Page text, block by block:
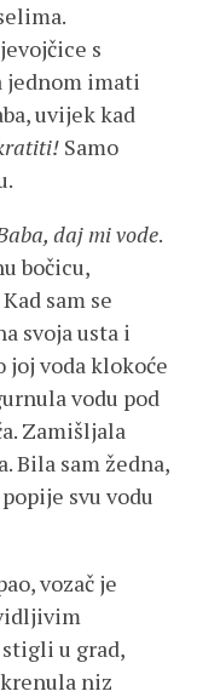
s
jednom imati
uvijek kad
Samo
daj mi vode.
bočicu,
sam se
svoja usta i
joj voda klokoće
vodu pod
Zamišljala
Bila sam žedna,
svu vodu
vozač je
u grad,
niz